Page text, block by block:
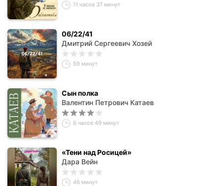
11 часов 37 минут
06/22/41
Дмитрий Сергеевич Хозей
59 минут
Сын полка
Валентин Петрович Катаев
6 часов 49 минут
«Тени над Росицей»
Дара Вейн
46 минут